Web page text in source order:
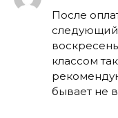
После
следующий
классом
бывает не